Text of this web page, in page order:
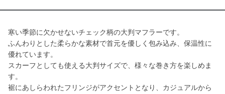
寒い季節に欠かせないチェック柄の大判マフラーです。
ふんわりとした柔らかな素材で首元を優しく包み込み、保温性に
優れています。
スカーフとしても使える大判サイズで、様々な巻き方を楽しめま
す。
裾にあしらわれたフリンジがアクセントとなり、カジュアルから